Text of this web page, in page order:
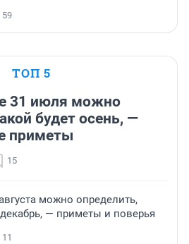
59
ТОП 5
31 июля можно
будет осень, —
приметы
15
можно определить,
— приметы и поверья
11